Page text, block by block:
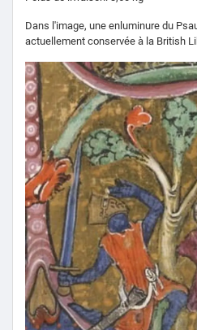
Dans l'image, une enluminure du
actuellement conservée à la British